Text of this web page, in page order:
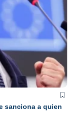
sanciona a quien